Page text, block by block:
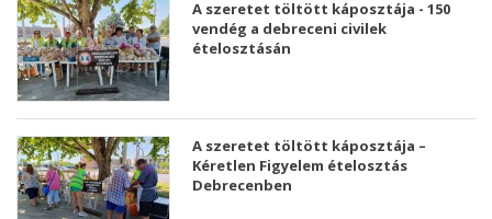
A szeretet töltött káposztája - 150
vendég a debreceni civilek
ételosztásán
A szeretet töltött káposztája –
Kéretlen Figyelem ételosztás
Debrecenben